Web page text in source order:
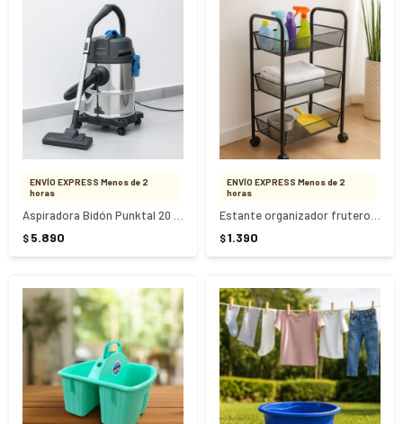
ENVÍO EXPRESS Menos de 2
horas
$ 5.890
ENVÍO EXPRESS Menos de 2
horas
$1.390